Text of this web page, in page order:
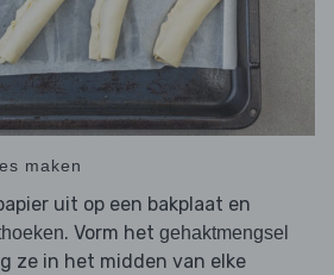
maken
uit op een bakplaat en
. Vorm het gehaktmengsel
ze in het midden van elke